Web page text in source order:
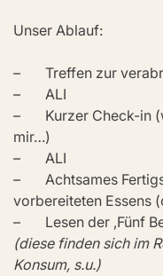
Unser Ablauf:
–       Treffen zur
–       ALI
–       Kurzer
mir…)
–       ALI
–       Achtsames
vorbereiteten Essens
–       Lesen der
(diese finden sich im
Konsum, s.u.)